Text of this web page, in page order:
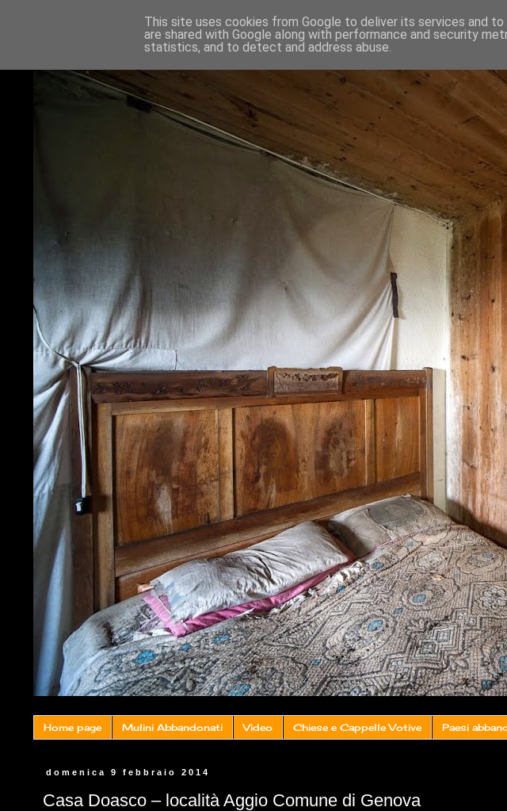
Home page Mulini Abbandonati Video Chiese e Cappelle Votive Paesi
domenica 9 febbraio 2014
Casa Doasco – località Aggio Comune di Genova
This site uses cookies from Google to deliver its services and
are shared with Google along with performance and security
statistics, and to detect and address abuse.